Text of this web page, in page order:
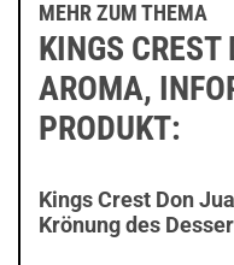
MEHR ZUM THEMA
KINGS
AROMA,
PRODUKT:
Kings Crest Don
Krönung des